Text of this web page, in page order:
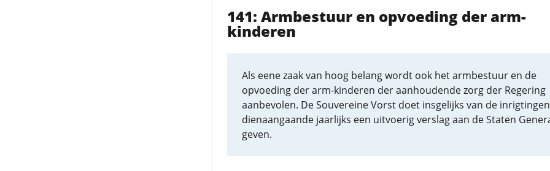
141: Armbestuur en opvoeding der arm-
kinderen
Als eene zaak van hoog belang wordt ook het armbestuur en de
opvoeding der arm-kinderen der aanhoudende zorg der Regering
aanbevolen. De Souvereine Vorst doet insgelijks van de inrigtingen
dienaangaande jaarlijks een uitvoerig verslag aan de Staten
geven.